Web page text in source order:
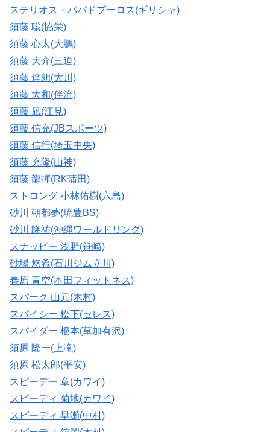
ステリオス・パパドプーロス(ギリシャ)
須藤 聡(協栄)
須藤 心太(大鵬)
須藤 大介(三迫)
須藤 達朗(大川)
須藤 大和(伴流)
須藤 凪(江見)
須藤 信充(JBスポーツ)
須藤 信行(埼玉中央)
須藤 充隆(山神)
須藤 龍揮(RK蒲田)
ストロング 小林佑樹(六島)
砂川 朝都夢(琉豊BS)
砂川 隆祐(沖縄ワールドリング)
スナッピー 浅野(笹崎)
砂場 悠希(石川ジム立川)
春原 青空(本田フィットネス)
スパーク 山元(木村)
スパイシー 松下(セレス)
スパイダー 根本(草加有沢)
須原 隆一(上滝)
須原 松太郎(平安)
スピーデー 章(カワイ)
スピーディ 菊地(カワイ)
スピーディ 早瀬(中村)